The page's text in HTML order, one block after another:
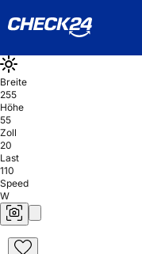
Breite
255
Höhe
55
Zoll
20
Last
110
Speed
W